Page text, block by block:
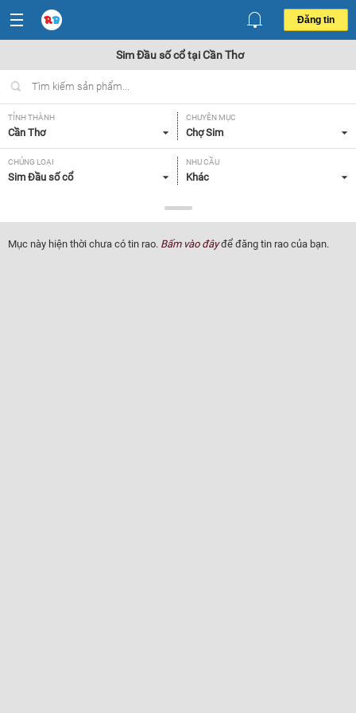
Đăng tin
Sim Đầu số cổ tại Cần Thơ
TỈNH THÀNH
Cần Thơ
CHUYÊN MỤC
Chợ Sim
CHỦNG LOẠI
Sim Đầu số cổ
NHU CẦU
Khác
Tất cả
Mục này hiện thời chưa có tin rao. Bấm vào đâyđể đăng tin rao của bạn.